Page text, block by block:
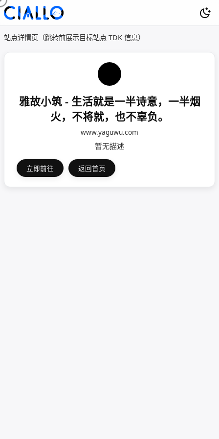
站点详情页（跳转前展示目标站点 TDK 信息）
雅故小筑 - 生活就是一半诗意，一半烟
火，不将就，也不辜负。
www.yaguwu.com
暂无描述
立即前往 返回首页